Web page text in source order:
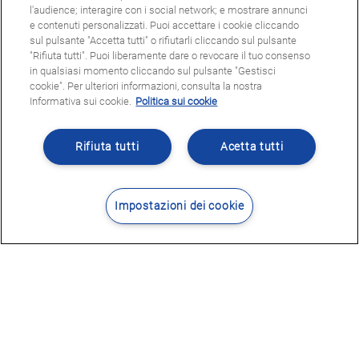
l'audience; interagire con i social network; e mostrare annunci
e contenuti personalizzati. Puoi accettare i cookie cliccando
sul pulsante "Accetta tutti" o rifiutarli cliccando sul pulsante
"Rifiuta tutti". Puoi liberamente dare o revocare il tuo consenso
in qualsiasi momento cliccando sul pulsante "Gestisci
cookie". Per ulteriori informazioni, consulta la nostra
Informativa sui cookie. Politica sui cookie
Acetta tutti
Rifiuta tutti
Impostazioni dei cookie